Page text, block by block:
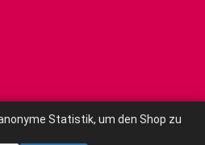
Statistik, um den Shop zu